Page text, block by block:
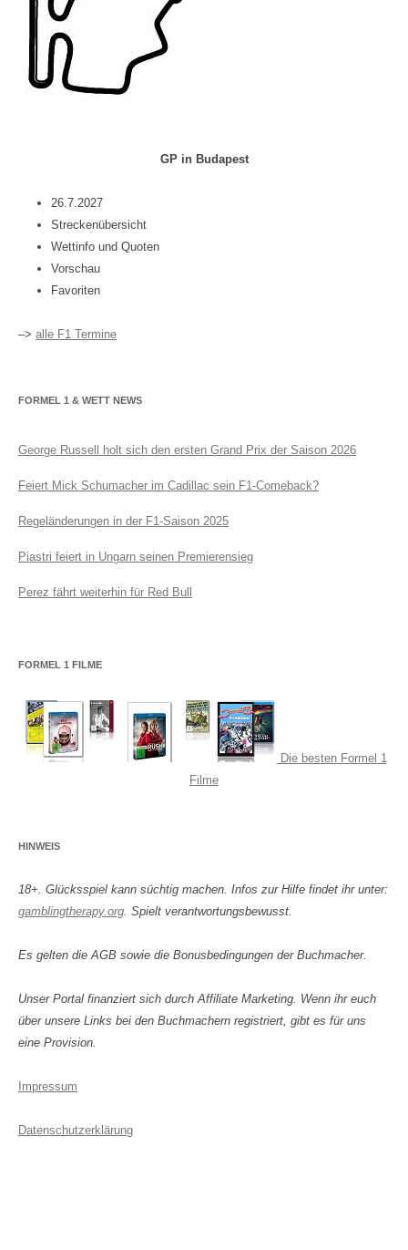
GP in Budapest
26.7.2027
Streckenübersicht
Wettinfo und Quoten
Vorschau
Favoriten
–> alle F1 Termine
FORMEL 1 & WETT NEWS
George Russell holt sich den ersten Grand Prix der Saison 2026
Feiert Mick Schumacher im Cadillac sein F1-Comeback?
Regeländerungen in der F1-Saison 2025
Piastri feiert in Ungarn seinen Premierensieg
Perez fährt weiterhin für Red Bull
FORMEL 1 FILME
Die besten Formel 1
Filme
HINWEIS
18+. Glücksspiel kann süchtig machen. Infos zur Hilfe findet ihr unter:
gamblingtherapy.org. Spielt verantwortungsbewusst.
Es gelten die AGB sowie die Bonusbedingungen der Buchmacher.
Unser Portal finanziert sich durch Affiliate Marketing. Wenn ihr euch
über unsere Links bei den Buchmachern registriert, gibt es für uns
eine Provision.
Impressum
Datenschutzerklärung